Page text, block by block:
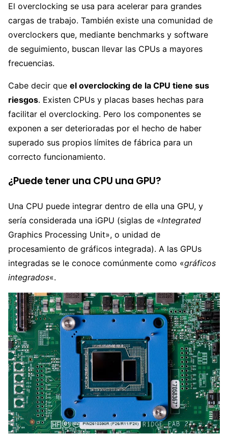
El overclocking se usa para acelerar para grandes
cargas de trabajo. También existe una comunidad de
overclockers que, mediante benchmarks y software
de seguimiento, buscan llevar las CPUs a mayores
frecuencias.
Cabe decir que el overclocking de la CPU tiene sus
riesgos. Existen CPUs y placas bases hechas para
facilitar el overclocking. Pero los componentes se
exponen a ser deterioradas por el hecho de haber
superado sus propios límites de fábrica para un
correcto funcionamiento.
¿Puede tener una CPU una GPU?
Una CPU puede integrar dentro de ella una GPU, y
sería considerada una iGPU (siglas de «Integrated
Graphics Processing Unit», o unidad de
procesamiento de gráficos integrada). A las GPUs
integradas se le conoce comúnmente como «gráficos
integrados«.